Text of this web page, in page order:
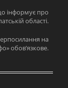
інформує про
області.
на
обов’язкове.